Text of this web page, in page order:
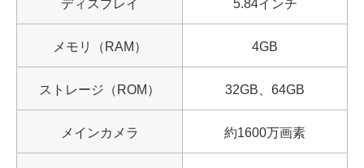
ディスプレイ 5.84インチ
メモリ（RAM） 4GB
ストレージ（ROM） 32GB、64GB
メインカメラ 約1600万画素